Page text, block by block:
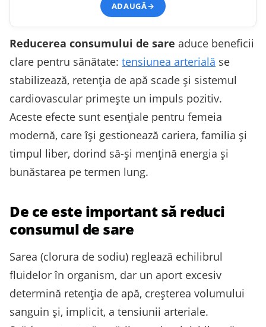
ADAUGĂ→
Reducerea consumului de sare aduce beneficii
clare pentru sănătate: tensiunea arterială se
stabilizează, retenția de apă scade și sistemul
cardiovascular primește un impuls pozitiv.
Aceste efecte sunt esențiale pentru femeia
modernă, care își gestionează cariera, familia și
timpul liber, dorind să-și mențină energia și
bunăstarea pe termen lung.
De ce este important să reduci
consumul de sare
Sarea (clorura de sodiu) reglează echilibrul
fluidelor în organism, dar un aport excesiv
determină retenția de apă, creșterea volumului
sanguin și, implicit, a tensiunii arteriale.